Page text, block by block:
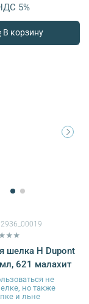
5%
В корзину
шелка H Dupont
621 малахит
не
но также
и льне